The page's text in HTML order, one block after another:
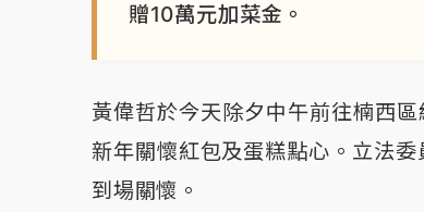
贈10萬元加菜金。
黃偉哲於今天除夕中午前往楠西
新年關懷紅包及蛋糕點心。立法
到場關懷。